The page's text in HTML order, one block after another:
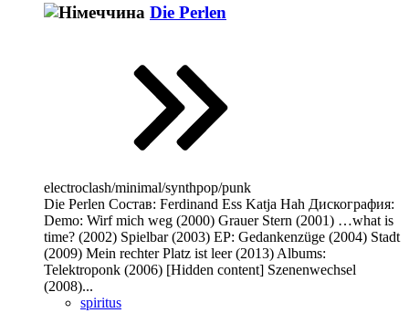
Die Perlen
electroclash/minimal/synthpop/punk
Die Perlen Состав: Ferdinand Ess Katja Hah Дискография:
Demo: Wirf mich weg (2000) Grauer Stern (2001) …what is
time? (2002) Spielbar (2003) EP: Gedankenzüge (2004) Stadt
(2009) Mein rechter Platz ist leer (2013) Albums:
Telektroponk (2006) [Hidden content] Szenenwechsel
(2008)...
spiritus